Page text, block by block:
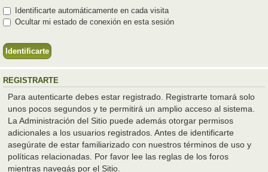
Identificarte automáticamente en cada visita
Ocultar mi estado de conexión en esta sesión
REGISTRARTE
Para autenticarte debes estar registrado. Registrarte tomará solo
unos pocos segundos y te permitirá un amplio acceso al sistema.
La Administración del Sitio puede además otorgar permisos
adicionales a los usuarios registrados. Antes de identificarte
asegúrate de estar familiarizado con nuestros términos de uso y
políticas relacionadas. Por favor lee las reglas de los foros
mientras navegás por el Sitio.